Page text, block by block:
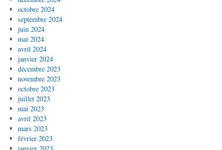
octobre 2024
septembre 2024
juin 2024
mai 2024
avril 2024
janvier 2024
décembre 2023
novembre 2023
octobre 2023
juillet 2023
mai 2023
avril 2023
mars 2023
février 2023